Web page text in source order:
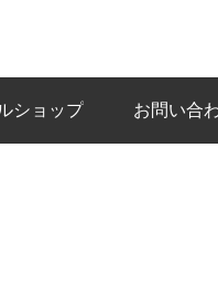
ショップ お問い合